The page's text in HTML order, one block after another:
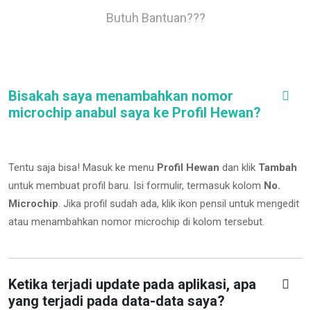
Butuh Bantuan???
Bisakah saya menambahkan nomor
microchip anabul saya ke Profil Hewan?
Tentu saja bisa! Masuk ke menu Profil Hewan dan klik Tambah
untuk membuat profil baru. Isi formulir, termasuk kolom No.
Microchip. Jika profil sudah ada, klik ikon pensil untuk mengedit
atau menambahkan nomor microchip di kolom tersebut.
Ketika terjadi update pada aplikasi, apa
yang terjadi pada data-data saya?